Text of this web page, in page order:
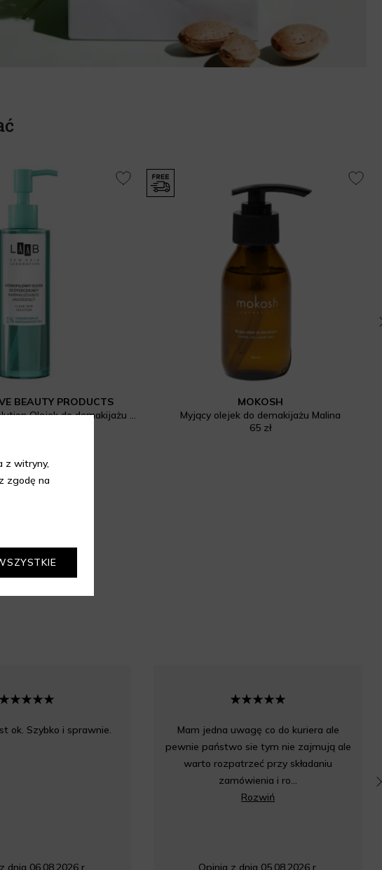
BEAUTY PRODUCTS
LAAB Clear Skin Solution Olejek do demakijażu normalizująco-łagodzący
MOKOSH
Myjący olejek do demakijażu Malina
65 zł
ok. Szybko i sprawnie.
dnia 06.08.2026 r.
Mam jedna uwagę co do kuriera ale
pewnie państwo sie tym nie zajmują ale
warto rozpatrzeć przy składaniu
zamówienia i ro...
Rozwiń
Opinia z dnia 05.08.2026 r.
z witryny,
zgodę na